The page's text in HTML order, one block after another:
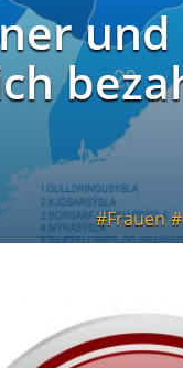
und
Frauen